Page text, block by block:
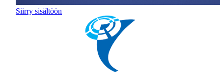
Siirry sisältöön